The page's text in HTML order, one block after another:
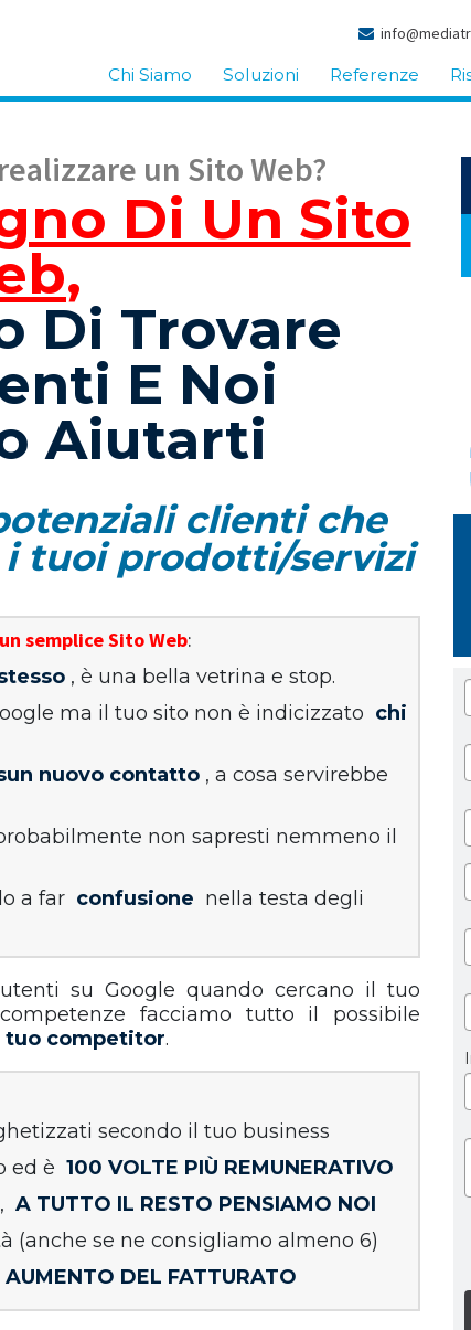
Chi Siamo Soluzioni Referenze
un Sito Web?
Di Un Sito
,
Di Trovare
E Noi
Aiutarti
clienti che
tuoi prodotti/servizi
semplice Sito Web:
, è una bella vetrina e stop.
ma il tuo sito non è indicizzato chi
nuovo contatto , a cosa servirebbe
non sapresti nemmeno il
a far confusione nella testa degli
su Google quando cercano il tuo
facciamo tutto il possibile
tuo competitor.
secondo il tuo business
ed è 100 VOLTE PIÙ REMUNERATIVO
A TUTTO IL RESTO PENSIAMO NOI
(anche se ne consigliamo almeno 6)
AUMENTO DEL FATTURATO